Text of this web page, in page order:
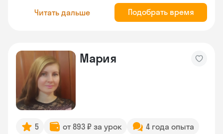
Читать дальше Подобрать время
Мария
5 от 893 ₽ за урок
4 года опыта